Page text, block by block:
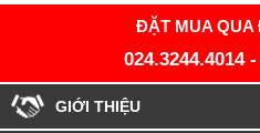
ĐẶT MUA QUA
024.3244.4014-
GIỚI THIỆU